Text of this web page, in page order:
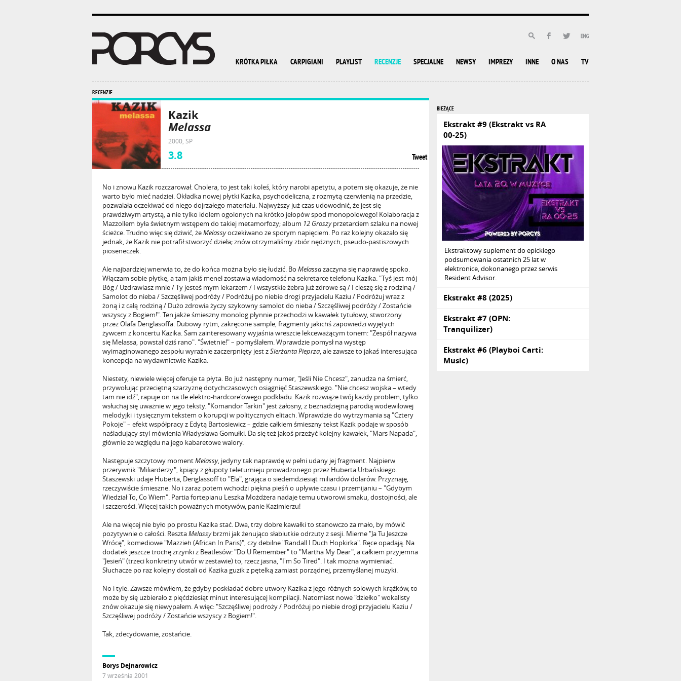
KRÓTKA PIŁKA CARPIGIANI PLAYLIST RECENZJE SPECJALNE NEWSY IMPREZY INNE O NAS TV
RECENZJE
Kazik
Melassa
2000, SP
3.8 Tweet
No i znowu Kazik rozczarował. Cholera, to jest taki koleś, który narobi apetytu, a potem się okazuje, że nie
warto było mieć nadziei. Okładka nowej płytki Kazika, psychodeliczna, z rozmytą czerwienią na przedzie,
pozwalała oczekiwać od niego dojrzałego materiału. Najwyższy już czas udowodnić, że jest się
prawdziwym artystą, a nie tylko idolem ogolonych na krótko jełopów spod monopolowego! Kolaboracja z
Mazzollem była świetnym wstępem do takiej metamorfozy; album 12 Groszyprzetarciem szlaku na nowej
ścieżce. Trudno więc się dziwić, żeMelassyoczekiwano ze sporym napięciem. Po raz kolejny okazało się
jednak, że Kazik nie potrafił stworzyć dzieła; znów otrzymaliśmy zbiór nędznych, pseudo-pastiszowych
pioseneczek.
Ale najbardziej wnerwia to, że do końca można było się łudzić. Bo Melassazaczyna się naprawdę spoko.
Włączam sobie płytkę, a tam jakiś menel zostawia wiadomość na sekretarce telefonu Kazika. "Tyś jest mój
Bóg / Uzdrawiasz mnie / Ty jesteś mym lekarzem / I wszystkie żebra już zdrowe są / I cieszę się z rodziną /
Samolot do nieba / Szczęśliwej podróży / Podróżuj po niebie drogi przyjacielu Kaziu / Podróżuj wraz z
żoną i z całą rodziną / Dużo zdrowia życzy szykowny samolot do nieba / Szczęśliwej podróży / Zostańcie
wszyscy z Bogiem!". Ten jakże śmieszny monolog płynnie przechodzi w kawałek tytułowy, stworzony
przez Olafa Deriglasoffa. Dubowy rytm, zakręcone sample, fragmenty jakichś zapowiedzi wyjętych
żywcem z koncertu Kazika. Sam zainteresowany wyjaśnia wreszcie lekceważącym tonem: "Zespół nazywa
się Melassa, powstał dziś rano". "Świetnie!" – pomyślałem. Wprawdzie pomysł na występ
wyimaginowanego zespołu wyraźnie zaczerpnięty jest zSierżanta Pieprza, ale zawsze to jakaś interesująca
koncepcja na wydawnictwie Kazika.
Niestety, niewiele więcej oferuje ta płyta. Bo już następny numer, "Jeśli Nie Chcesz", zanudza na śmierć,
przywołując przeciętną szarzyznę dotychczasowych osiągnięć Staszewskiego. "Nie chcesz wojska – wtedy
tam nie idź", rapuje on na tle elektro-hardcore'owego podkładu. Kazik rozwiąże twój każdy problem, tylko
wsłuchaj się uważnie w jego teksty. "Komandor Tarkin" jest żałosny, z beznadziejną parodią wodewilowej
melodyjki i tysięcznym tekstem o korupcji w politycznych elitach. Wprawdzie do wytrzymania są "Cztery
Pokoje" – efekt współpracy z Edytą Bartosiewicz – gdzie całkiem śmieszny tekst Kazik podaje w sposób
naśladujący styl mówienia Władysława Gomułki. Da się też jakoś przeżyć kolejny kawałek, "Mars Napada",
głównie ze względu na jego kabaretowe walory.
Następuje szczytowy momentMelassy, jedyny tak naprawdę w pełni udany jej fragment. Najpierw
przerywnik "Miliarderzy", kpiący z głupoty teleturnieju prowadzonego przez Huberta Urbańskiego.
Staszewski udaje Huberta, Deriglassoff to "Ela", grająca o siedemdziesiąt miliardów dolarów. Przyznaję,
rzeczywiście śmieszne. No i zaraz potem wchodzi piękna pieśń o upływie czasu i przemijaniu – "Gdybym
Wiedział To, Co Wiem". Partia fortepianu Leszka Możdżera nadaje temu utworowi smaku, dostojności, ale
i szczerości. Więcej takich poważnych motywów, panie Kazimierzu!
Ale na więcej nie było po prostu Kazika stać. Dwa, trzy dobre kawałki to stanowczo za mało, by mówić
pozytywnie o całości. ResztaMelassybrzmi jak żenująco słabiutkie odrzuty z sesji. Mierne "Ja Tu Jeszcze
Wrócę", komediowe "Mazzieh (African In Paris)", czy debilne "Randall I Duch Hopkirka". Ręce opadają. Na
dodatek jeszcze trochę zrzynki z Beatlesów: "Do U Remember" to "Martha My Dear", a całkiem przyjemna
"Jesień" (trzeci konkretny utwór w zestawie) to, rzecz jasna, "I'm So Tired". I tak można wymieniać.
Słuchacze po raz kolejny dostali od Kazika guzik z pętelką zamiast porządnej, przemyślanej muzyki.
No i tyle. Zawsze mówiłem, że gdyby poskładać dobre utwory Kazika z jego różnych solowych krążków, to
może by się uzbierało z pięćdziesiąt minut interesującej kompilacji. Natomiast nowe "dziełko" wokalisty
znów okazuje się niewypałem. A więc: "Szczęśliwej podroży / Podróżuj po niebie drogi przyjacielu Kaziu /
Szczęśliwej podróży / Zostańcie wszyscy z Bogiem!".
Tak, zdecydowanie, zostańcie.
Borys Dejnarowicz
7 września 2001
BIEŻĄCE
Ekstrakt #9 (Ekstrakt vs RA
00-25)
Ekstraktowy suplement do epickiego
podsumowania ostatnich 25 lat w
elektronice, dokonanego przez serwis
Resident Advisor.
Ekstrakt #8 (2025)
Ekstrakt #7 (OPN:
Tranquilizer)
Ekstrakt #6 (Playboi Carti:
Music)